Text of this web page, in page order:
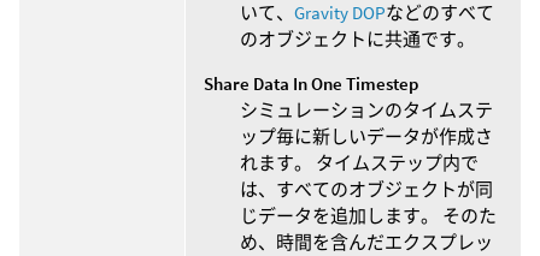
いて、 Gravity DOPなどのすべて
のオブジェクトに共通です。
Share Data In One Timestep
シミュレーションのタイムステ
ップ毎に新しいデータが作成さ
れます。 タイムステップ内で
は、すべてのオブジェクトが同
じデータを追加します。 そのた
め、時間を含んだエクスプレッ